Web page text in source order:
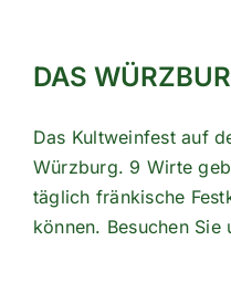
DAS
Das Kultweinfest auf
Würzburg. 9 Wirte
täglich fränkische
können. Besuchen